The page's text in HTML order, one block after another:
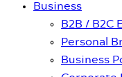
Business
B2B / B2C
Personal
Business